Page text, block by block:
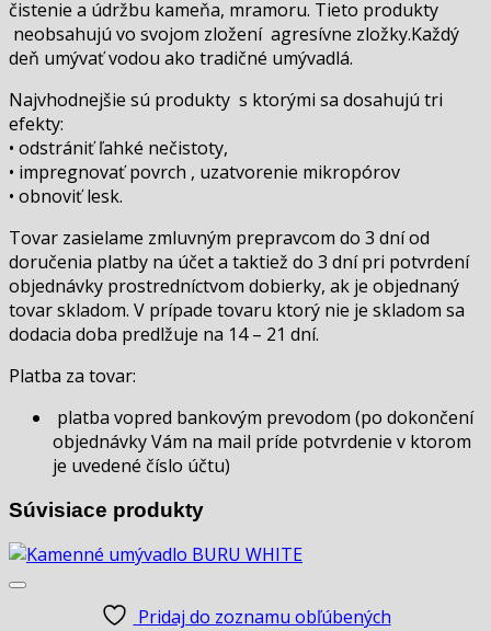
čistenie a údržbu kameňa, mramoru. Tieto produkty
neobsahujú vo svojom zložení agresívne zložky.Každý
deň umývať vodou ako tradičné umývadlá.
Najvhodnejšie sú produkty s ktorými sa dosahujú tri
efekty:
• odstrániť ľahké nečistoty,
• impregnovať povrch , uzatvorenie mikropórov
• obnoviť lesk.
Tovar zasielame zmluvným prepravcom do 3 dní od
doručenia platby na účet a taktiež do 3 dní pri potvrdení
objednávky prostredníctvom dobierky, ak je objednaný
tovar skladom. V prípade tovaru ktorý nie je skladom sa
dodacia doba predlžuje na 14 – 21 dní.
Platba za tovar:
platba vopred bankovým prevodom (po dokončení
objednávky Vám na mail príde potvrdenie v ktorom
je uvedené číslo účtu)
Súvisiace produkty
Pridaj do zoznamu obľúbených